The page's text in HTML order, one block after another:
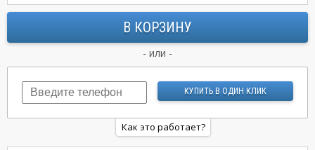
- или -
Как это работает?